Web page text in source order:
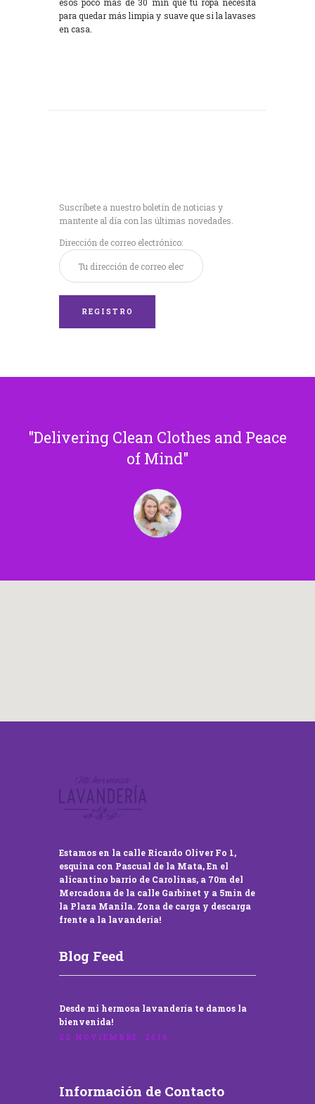
para quedar más limpia y suave que si la lavases
en casa.
Suscríbete a nuestro boletín de noticias y
mantente al día con las últimas novedades.
Dirección de correo electrónico:
Delivering Clean Clothes and Peace
of Mind
Estamos en la calle Ricardo Oliver Fo 1,
esquina con Pascual de la Mata, En el
alicantino barrio de Carolinas, a 70m del
Mercadona de la calle Garbinet y a 5min de
la Plaza Manila. Zona de carga y descarga
frente a la lavandería!
Blog Feed
Desde mi hermosa lavandería te damos la
bienvenida!
22 NOVIEMBRE, 2016
Información de Contacto